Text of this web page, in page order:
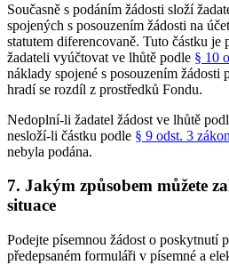
Současně s podáním žádosti složí
spojených s posouzením žádosti na
statutem diferencovaně. Tuto částku je
žadateli vyúčtovat ve lhůtě podle § 10
náklady spojené s posouzením žádosti
hradí se rozdíl z prostředků Fondu.
Nedoplní-li žadatel žádost ve lhůtě
nesloží-li částku podle § 9 odst. 3
nebyla podána.
7. Jakým způsobem můžete
situace
Podejte písemnou žádost o poskytnutí
předepsaném formuláři v písemné a